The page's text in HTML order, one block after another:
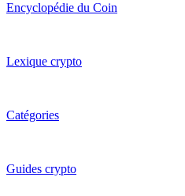
Encyclopédie du Coin
Lexique crypto
Catégories
Guides crypto